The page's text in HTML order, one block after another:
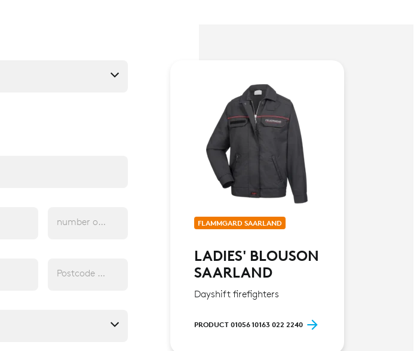
FLAMMGARD SAARLAND
LADIES' BLOUSON
SAARLAND
Dayshift firefighters
PRODUCT 01056 10163 022 2240
number of employees
Postcode (opt.)